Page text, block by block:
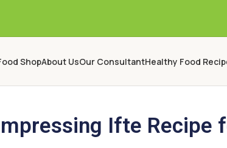
ShopAbout UsOur ConsultantHealthy Food
Impressing Ifte